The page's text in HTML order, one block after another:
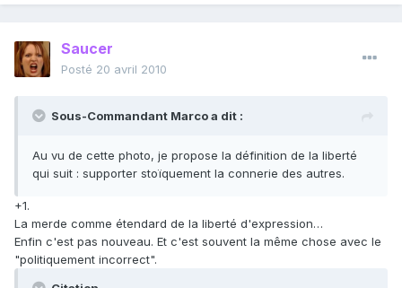
Saucer
Posté 20 avril 2010
Sous-Commandant Marco a dit :
Au vu de cette photo, je propose la définition de la liberté
qui suit : supporter stoïquement la connerie des autres.
+1.
La merde comme étendard de la liberté d'expression…
Enfin c'est pas nouveau. Et c'est souvent la même chose avec le
"politiquement incorrect".